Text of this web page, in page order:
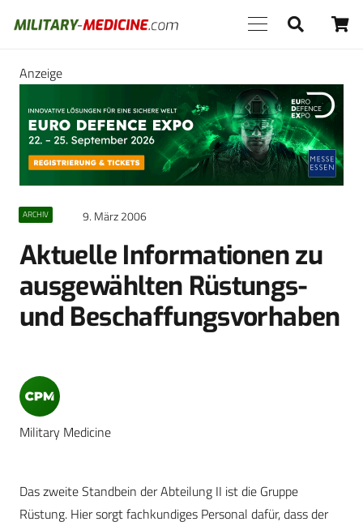
Anzeige
ARCHIV 9. März 2006
Aktuelle Informationen zu
ausgewählten Rüstungs-
und Beschaffungsvorhaben
Military Medicine
Das zweite Standbein der Abteilung II ist die Gruppe
Rüstung. Hier sorgt fachkundiges Personal dafür, dass der